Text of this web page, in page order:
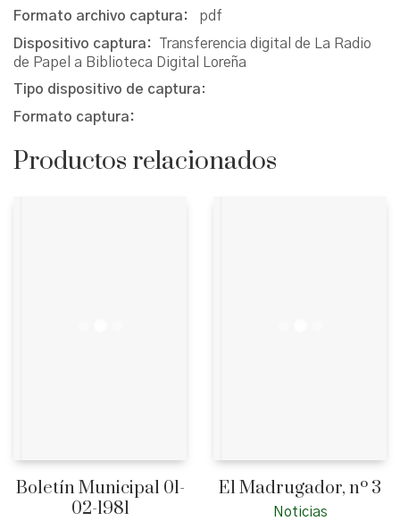
Formato archivo captura: pdf
Dispositivo captura:
Transferencia digital de La Radio
de Papel a Biblioteca Digital Loreña
Tipo dispositivo de captura:
Formato captura:
Productos relacionados
Boletín Municipal 01-
02-1981
El Madrugador, nº 3
Noticias